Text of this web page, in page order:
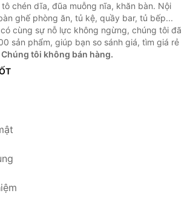
chén dĩa, đũa muỗng nĩa, khăn bàn. Nội
ghế phòng ăn, tủ kệ, quầy bar, tủ bếp...
cùng sự nỗ lực không ngừng, chúng tôi đã
sản phẩm, giúp bạn so sánh giá, tìm giá rẻ
Chúng tôi không bán hàng.